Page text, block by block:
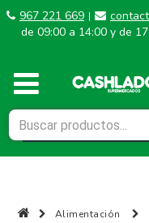
967 221 669 |
de 09:00 a 14:00 y de
Alimentación